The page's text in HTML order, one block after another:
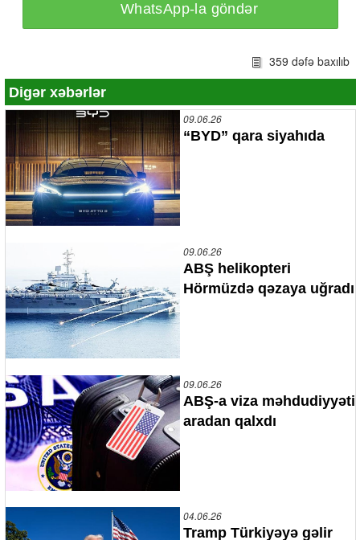
WhatsApp-la göndər
359 dəfə baxılıb
Digər xəbərlər
09.06.26
“BYD” qara siyahıda
09.06.26
ABŞ helikopteri
Hörmüzdə qəzaya uğradı
09.06.26
ABŞ-a viza məhdudiyyəti
aradan qalxdı
04.06.26
Tramp Türkiyəyə gəlir